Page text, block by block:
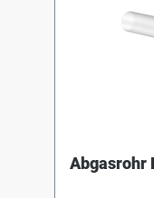
Abgasrohr